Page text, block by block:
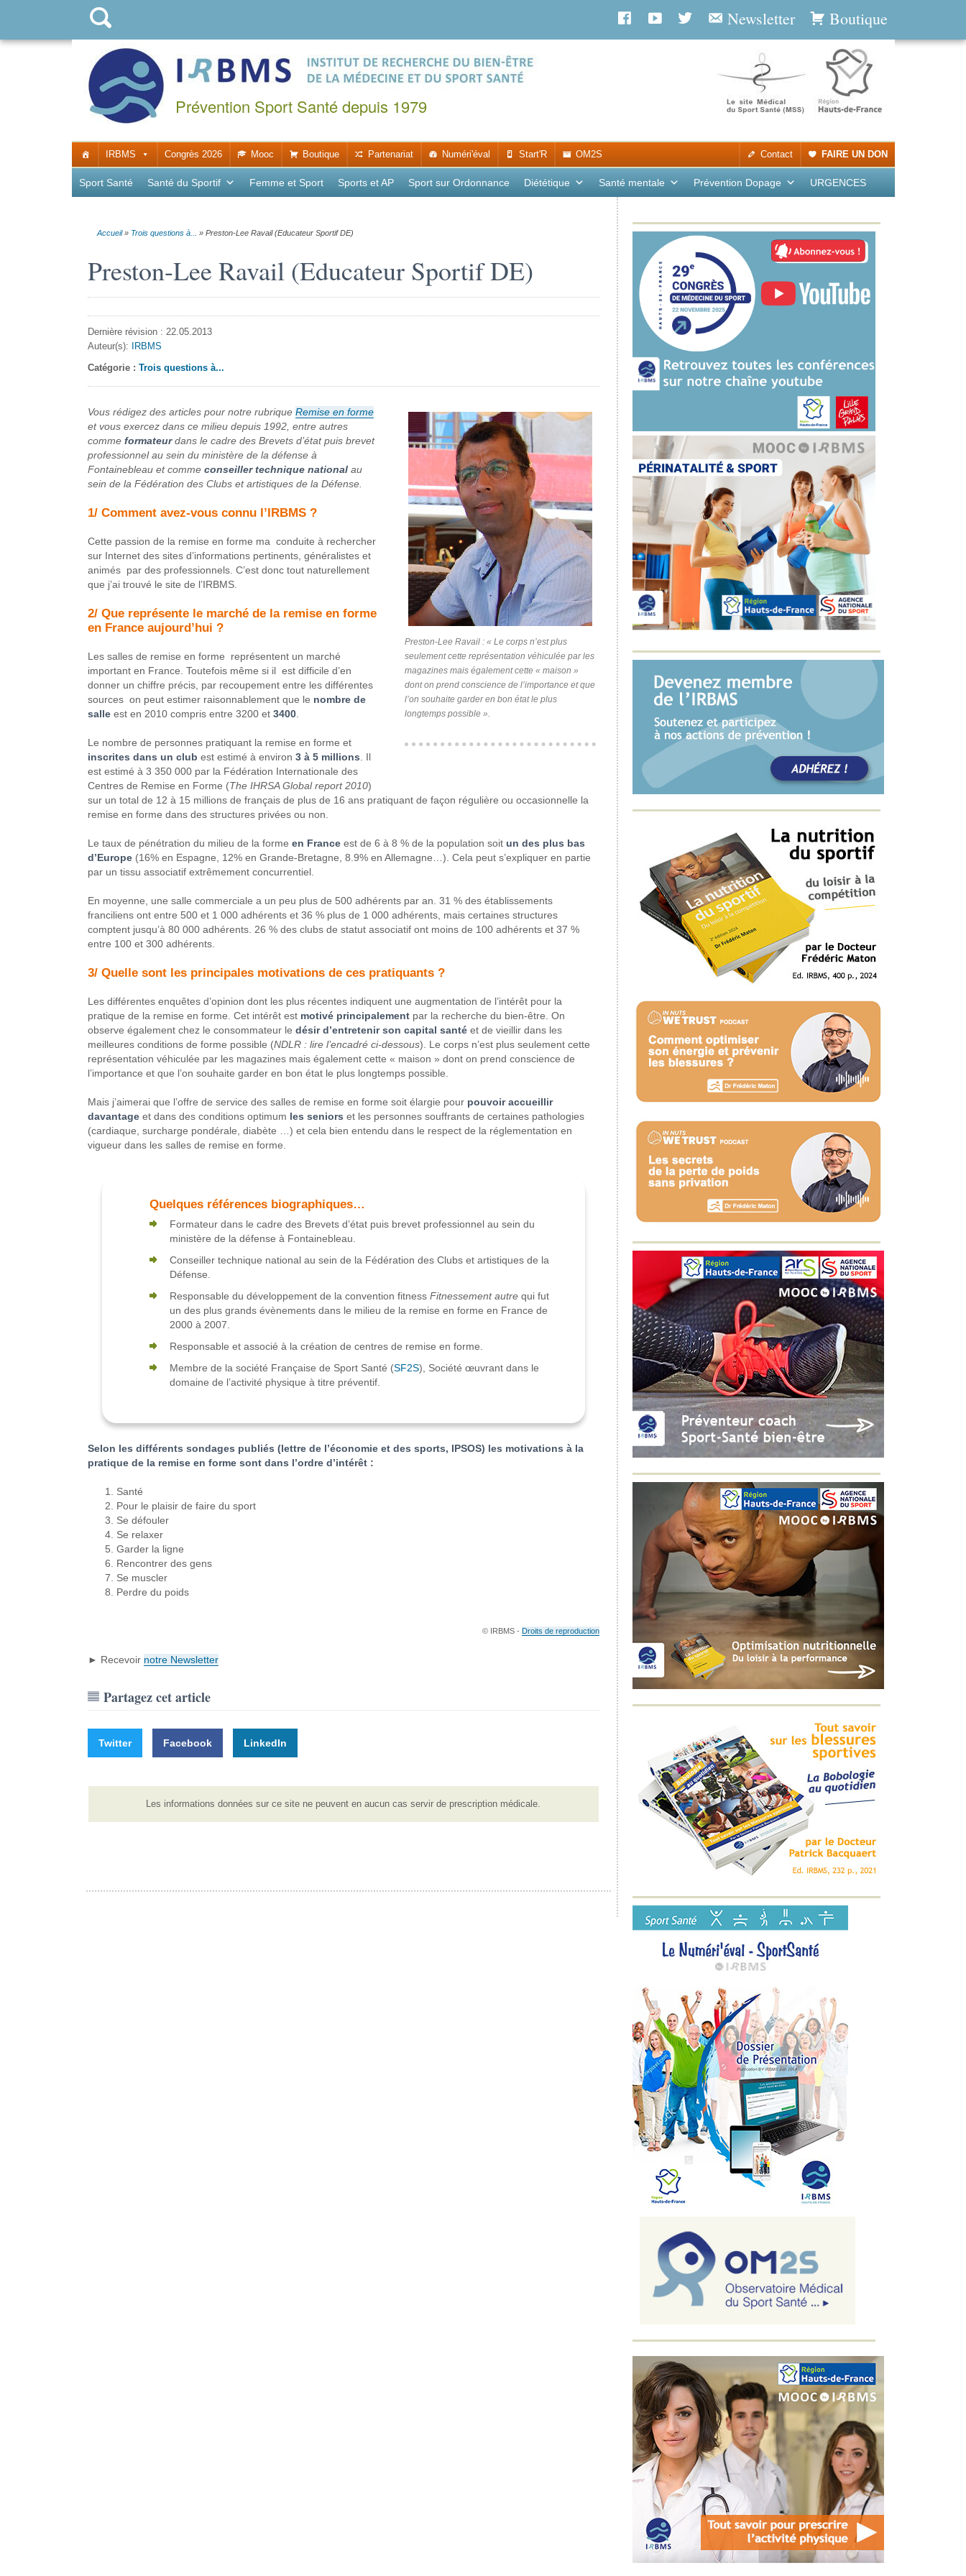
Boutique
Newsletter
Prévention Sport Santé depuis 1979
IRBMS Congrès 2026 Mooc Boutique Partenariat Numéri'éval Start'R OM2S FAIRE UN DON
Contact
Sport Santé Santé du Sportif Femme et Sport Sports et AP Sport sur Ordonnance Diététique Santé mentale Prévention Dopage URGENCES
Accueil» Trois questions à... » Preston-Lee Ravail (Educateur Sportif DE)
Preston-Lee Ravail (Educateur Sportif DE)
Dernière révision : 22.05.2013
Auteur(s):
IRBMS
Catégorie : Trois questions à...
Preston-Lee Ravail : « Le corps n’est plus
seulement cette représentation véhiculée par les
magazines mais également cette « maison »
dont on prend conscience de l’importance et que
l’on souhaite garder en bon état le plus
longtemps possible ».
Vous rédigez des articles pour notre rubrique Remise en forme
et vous exercez dans ce milieu depuis 1992, entre autres
comme formateurdans le cadre des Brevets d’état puis brevet
professionnel au sein du ministère de la défense à
Fontainebleau et comme conseiller technique nationalau
sein de la Fédération des Clubs et artistiques de la Défense.
1/ Comment avez-vous connu l’IRBMS ?
Cette passion de la remise en forme ma conduite à rechercher
sur Internet des sites d’informations pertinents, généralistes et
animés par des professionnels. C’est donc tout naturellement
que j’ai trouvé le site de l’IRBMS.
2/ Que représente le marché de la remise en forme
en France aujourd’hui ?
Les salles de remise en forme représentent un marché
important en France. Toutefois même si il est difficile d’en
donner un chiffre précis, par recoupement entre les différentes
sources on peut estimer raisonnablement que le nombre de
salleest en 2010 compris entre 3200 et 3400.
Le nombre de personnes pratiquant la remise en forme et
inscrites dans un club est estimé à environ 3 à 5 millions . Il
est estimé à 3 350 000 par la Fédération Internationale des
Centres de Remise en Forme (The IHRSA Global report 2010)
sur un total de 12 à 15 millions de français de plus de 16 ans pratiquant de façon régulière ou occasionnelle la
remise en forme dans des structures privées ou non.
Le taux de pénétration du milieu de la forme en Franceest de 6 à 8 % de la population soit un des plus bas
d’Europe(16% en Espagne, 12% en Grande-Bretagne, 8.9% en Allemagne…). Cela peut s’expliquer en partie
par un tissu associatif extrêmement concurrentiel.
En moyenne, une salle commerciale a un peu plus de 500 adhérents par an. 31 % des établissements
franciliens ont entre 500 et 1 000 adhérents et 36 % plus de 1 000 adhérents, mais certaines structures
comptent jusqu’à 80 000 adhérents. 26 % des clubs de statut associatif ont moins de 100 adhérents et 37 %
entre 100 et 300 adhérents.
3/ Quelle sont les principales motivations de ces pratiquants ?
Les différentes enquêtes d’opinion dont les plus récentes indiquent une augmentation de l’intérêt pour la
pratique de la remise en forme. Cet intérêt est motivé principalementpar la recherche du bien-être. On
observe également chez le consommateur le désir d’entretenir son capital santéet de vieillir dans les
meilleures conditions de forme possible (NDLR : lire l’encadré ci-dessous). Le corps n’est plus seulement cette
représentation véhiculée par les magazines mais également cette « maison » dont on prend conscience de
l’importance et que l’on souhaite garder en bon état le plus longtemps possible.
Mais j’aimerai que l’offre de service des salles de remise en forme soit élargie pour pouvoir accueillir
davantageet dans des conditions optimum les seniors et les personnes souffrants de certaines pathologies
(cardiaque, surcharge pondérale, diabète …) et cela bien entendu dans le respect de la réglementation en
vigueur dans les salles de remise en forme.
Quelques références biographiques…
Formateur dans le cadre des Brevets d’état puis brevet professionnel au sein du
ministère de la défense à Fontainebleau.
Conseiller technique national au sein de la Fédération des Clubs et artistiques de la
Défense.
Responsable du développement de la convention fitness Fitnessement autrequi fut
un des plus grands évènements dans le milieu de la remise en forme en France de
2000 à 2007.
Responsable et associé à la création de centres de remise en forme.
Membre de la société Française de Sport Santé (SF2S), Société œuvrant dans le
domaine de l’activité physique à titre préventif.
Selon les différents sondages publiés (lettre de l’économie et des sports, IPSOS) les motivations à la
pratique de la remise en forme sont dans l’ordre d’intérêt :
Santé
Pour le plaisir de faire du sport
Se défouler
Se relaxer
Garder la ligne
Rencontrer des gens
Se muscler
Perdre du poids
© IRBMS - Droits de reproduction
► Recevoir notre Newsletter
Partagez cet article
Twitter Facebook LinkedIn
Les informations données sur ce site ne peuvent en aucun cas servir de prescription médicale.